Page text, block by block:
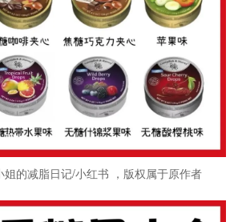
姐的减脂日记/小红书 ，版权属于原作者